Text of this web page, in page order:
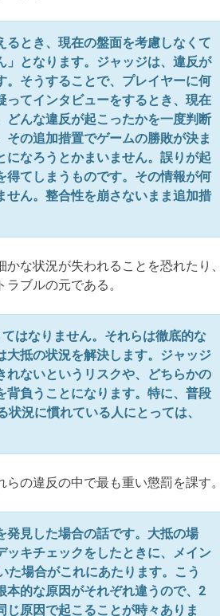
とき、現在の盤面を考慮しなくて
となります。ジャッジは、違反が
。そうすることで、プレイヤーに何
ってインタビューをするとき、現在
んな違反が起こったかを一度判断
の追加措置でゲームの勝敗が決ま
なろうとかまいません。誤りが起
得てしまうものです。その情報が何
ん。整合性を崩さないまま追加措
かな状況が失われることを恐れたり
ブルの元である。
はなりません。それらは徹底的な
抵の状況を解決します。ジャッジ
れないというリスクや、どちらかの
背負うことになります。特に、普段
況に慣れている人にとっては、
の違反の中で最も重い懲罰を課す
発見した場合の話です。大抵の場
キチェックをしたときに、メイン
た場合がこれにあたります。こう
本的な原因がそれぞれ違うので、2
原因で起こることが時々ありま